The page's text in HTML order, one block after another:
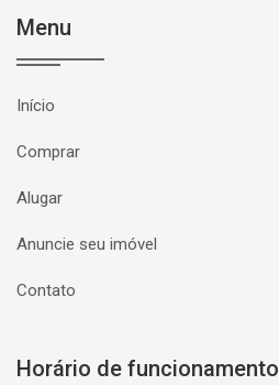
Menu
Início
Comprar
Alugar
Anuncie seu imóvel
Contato
Horário de funcionamento